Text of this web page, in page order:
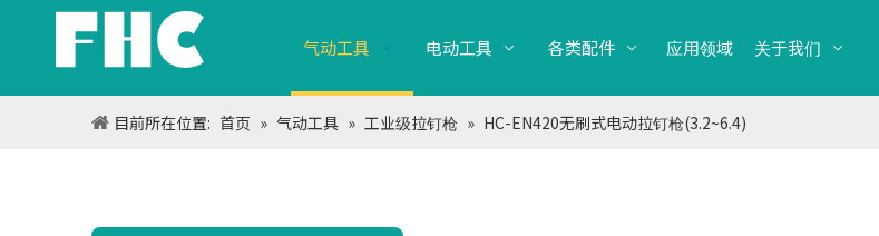
气动工具 电动工具 各类配件 应用领域 关于我们
目前所在位置: 首页 » 气动工具 » 工业级拉钉枪 » HC-EN420无刷式电动拉钉枪(3.2~6.4)